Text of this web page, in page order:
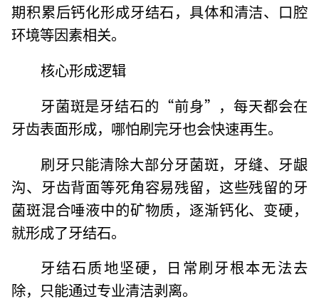
期积累后钙化形成牙结石，具体和清洁、口腔
环境等因素相关。
核心形成逻辑
牙菌斑是牙结石的“前身”，每天都会在
牙齿表面形成，哪怕刷完牙也会快速再生。
刷牙只能清除大部分牙菌斑，牙缝、牙龈
沟、牙齿背面等死角容易残留，这些残留的牙
菌斑混合唾液中的矿物质，逐渐钙化、变硬，
就形成了牙结石。
牙结石质地坚硬，日常刷牙根本无法去
除，只能通过专业清洁剥离。